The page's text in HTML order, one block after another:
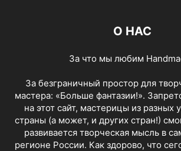
О НАС
За что мы любим
За безграничный простор для
мастера: «Больше фантазии!».
на этот сайт, мастерицы из разных
страны (а может, и других стран!)
развивается творческая мысль в
регионе России. Как здорово, что